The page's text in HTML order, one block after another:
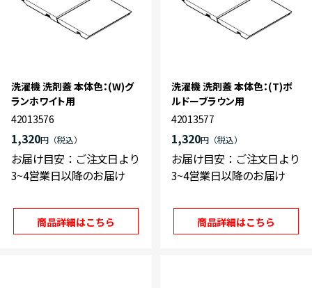
洗濯機 洗剤蓋 本体色：(W)グ
ランホワイト用
42013576
1,320円
お届け目安：ご注文日より
3~4営業日以降のお届け
商品詳細はこちら
洗濯機 洗剤蓋 本体色：(T)ボ
ルドーブラウン用
42013577
1,320円
お届け目安：ご注文日より
3~4営業日以降のお届け
商品詳細はこちら